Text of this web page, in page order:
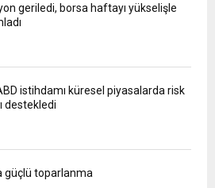
geriledi, borsa haftayı yükselişle
istihdamı küresel piyasalarda risk
destekledi
güçlü toparlanma